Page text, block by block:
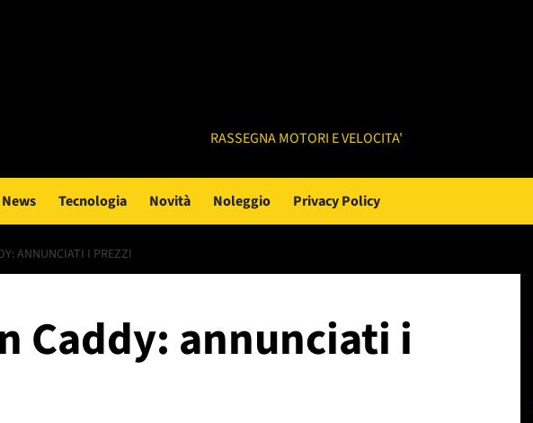
RASSEGNA MOTORI E VELOCITA'
News Tecnologia Novità Noleggio Privacy Policy
ANNUNCIATI I PREZZI
Caddy: annunciati i